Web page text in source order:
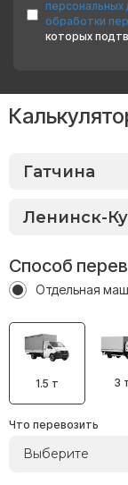
персональных
обработки
которых
Способ
Отдельная
1.5 т 3
Что перевозить
Выберите